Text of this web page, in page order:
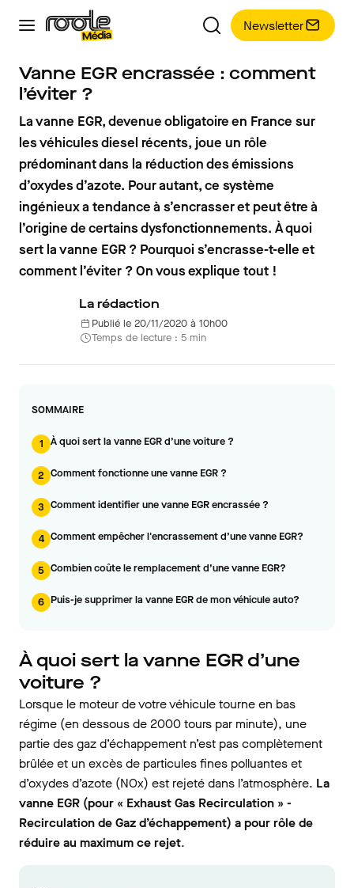
Newsletter
Vanne EGR encrassée : comment
l’éviter ?
La vanne EGR, devenue obligatoire en France sur
les véhicules diesel récents, joue un rôle
prédominant dans la réduction des émissions
d’oxydes d’azote. Pour autant, ce système
ingénieux a tendance à s’encrasser et peut être à
l’origine de certains dysfonctionnements. À quoi
sert la vanne EGR ? Pourquoi s’encrasse-t-elle et
comment l’éviter ? On vous explique tout !
La rédaction
Publié le 20/11/2020 à 10h00
Temps de lecture : 5 min
SOMMAIRE
1 À quoi sert la vanne EGR d’une voiture ?
2 Comment fonctionne une vanne EGR ?
3 Comment identifier une vanne EGR encrassée ?
4 Comment empêcher l'encrassement d’une vanne EGR?
5 Combien coûte le remplacement d’une vanne EGR?
6 Puis-je supprimer la vanne EGR de mon véhicule auto?
À quoi sert la vanne EGR d’une
voiture ?
Lorsque le moteur de votre véhicule tourne en bas
régime (en dessous de 2000 tours par minute), une
partie des gaz d’échappement n’est pas complètement
brûlée et un excès de particules fines polluantes et
d’oxydes d’azote (NOx) est rejeté dans l’atmosphère. La
vanne EGR (pour « Exhaust Gas Recirculation » -
Recirculation de Gaz d’échappement) a pour rôle de
réduire au maximum ce rejet.